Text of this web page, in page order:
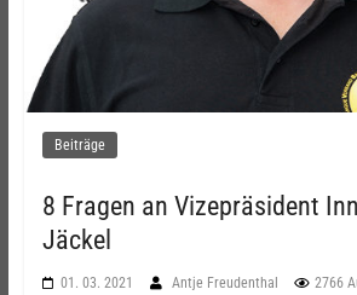
Beiträge
8 Fragen an Vizepräsident
Jäckel
01. 03. 2021 Antje Freudenthal 2766